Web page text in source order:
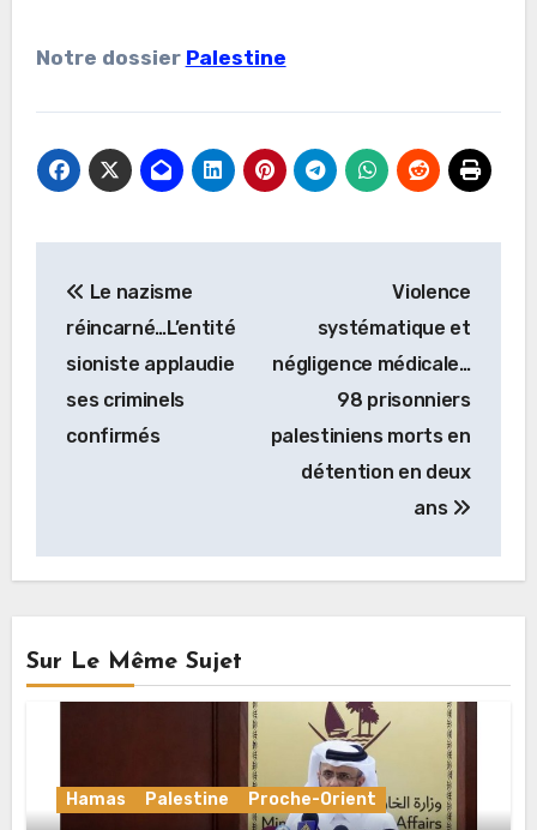
Notre dossier Palestine
de
l’article
Le nazisme
réincarné…L’entité
sioniste applaudie
ses criminels
confirmés
Violence
systématique et
négligence médicale…
98 prisonniers
palestiniens morts en
détention en deux
ans
Sur Le Même Sujet
Hamas Palestine Proche-Orient